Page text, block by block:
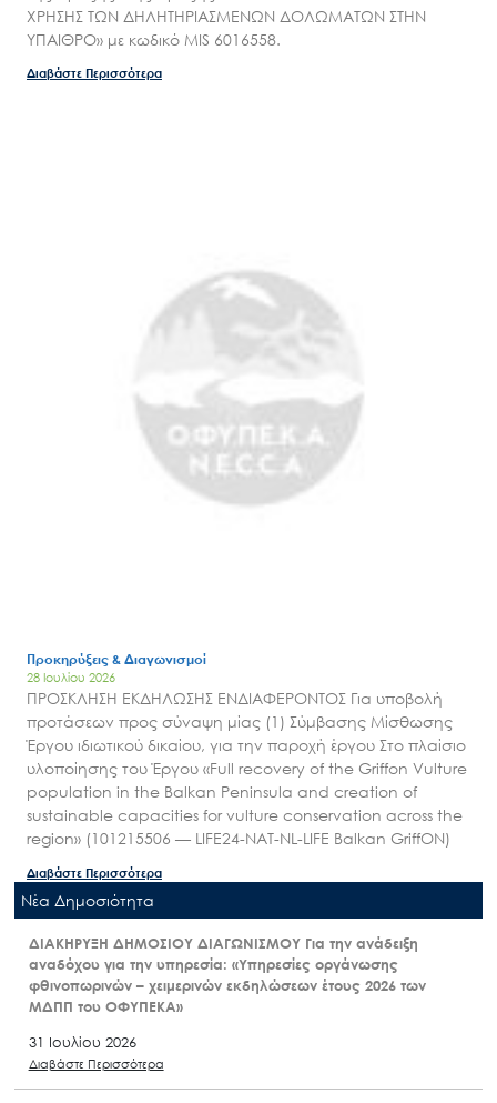
ΧΡΗΣΗΣ ΤΩΝ ΔΗΛΗΤΗΡΙΑΣΜΕΝΩΝ ΔΟΛΩΜΑΤΩΝ ΣΤΗΝ
ΥΠΑΙΘΡΟ» με κωδικό MIS 6016558.
Διαβάστε Περισσότερα
Προκηρύξεις & Διαγωνισμοί
28 Ιουλίου 2026
ΠΡΟΣΚΛΗΣΗ ΕΚΔΗΛΩΣΗΣ ΕΝΔΙΑΦΕΡΟΝΤΟΣ Για υποβολή
προτάσεων προς σύναψη μίας (1) Σύμβασης Μίσθωσης
Έργου ιδιωτικού δικαίου, για την παροχή έργου Στο πλαίσιο
υλοποίησης του Έργου «Full recovery of the Griffon Vulture
population in the Balkan Peninsula and creation of
sustainable capacities for vulture conservation across the
region» (101215506 — LIFE24-NAT-NL-LIFE Balkan GriffON)
Διαβάστε Περισσότερα
Nέα Δημοσιότητα
ΔΙΑΚΗΡΥΞΗ ΔΗΜΟΣΙΟΥ ΔΙΑΓΩΝΙΣΜΟΥ Για την ανάδειξη
αναδόχου για την υπηρεσία: «Υπηρεσίες οργάνωσης
φθινοπωρινών – χειμερινών εκδηλώσεων έτους 2026 των
ΜΔΠΠ του ΟΦΥΠΕΚΑ»
31 Ιουλίου 2026
Διαβάστε Περισσότερα